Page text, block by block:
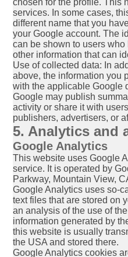
chosen for the profile. This
services. In some cases,
different name that you
your Google account. The
can be shown to users
other information that can
Use of collected data: In
above, the information you
with the applicable Google
Google may publish
activity or share it with
publishers, advertisers, or
5. Analytics and
Google Analytics
This website uses Google
service. It is operated by
Parkway, Mountain View,
Google Analytics uses so-
text files that are stored on
an analysis of the use of
information generated by
this website is usually
the USA and stored there.
Google Analytics cookies